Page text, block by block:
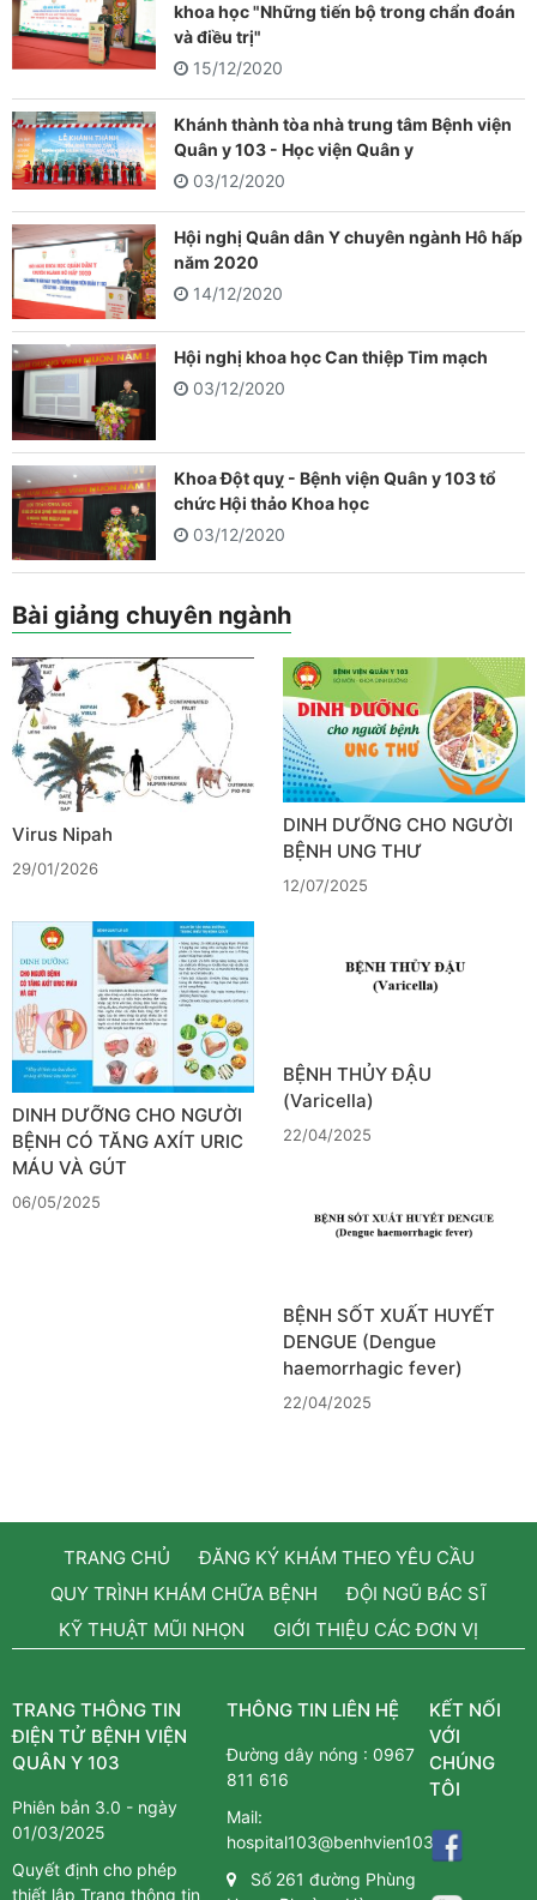
khoa học "Những tiến bộ trong chẩn đoán
và điều trị"
15/12/2020
Khánh thành tòa nhà trung tâm Bệnh viện
Quân y 103 - Học viện Quân y
03/12/2020
Hội nghị Quân dân Y chuyên ngành Hô hấp
năm 2020
14/12/2020
Hội nghị khoa học Can thiệp Tim mạch
03/12/2020
Khoa Đột quỵ - Bệnh viện Quân y 103 tổ
chức Hội thảo Khoa học
03/12/2020
Bài giảng chuyên ngành
Virus Nipah
29/01/2026
DINH DƯỠNG CHO NGƯỜI
BỆNH UNG THƯ
12/07/2025
DINH DƯỠNG CHO NGƯỜI
BỆNH CÓ TĂNG AXÍT URIC
MÁU VÀ GÚT
06/05/2025
BỆNH THỦY ĐẬU
(Varicella)
22/04/2025
BỆNH SỐT XUẤT HUYẾT
DENGUE (Dengue
haemorrhagic fever)
22/04/2025
TRANG CHỦ
ĐĂNG KÝ KHÁM THEO YÊU CẦU
QUY TRÌNH KHÁM CHỮA BỆNH
ĐỘI NGŨ BÁC SĨ
KỸ THUẬT MŨI NHỌN
GIỚI THIỆU CÁC ĐƠN VỊ
TRANG THÔNG TIN
ĐIỆN TỬ BỆNH VIỆN
QUÂN Y 103
Phiên bản 3.0 - ngày
01/03/2025
Quyết định cho phép
thiết lập Trang thông tin
THÔNG TIN LIÊN HỆ
Đường dây nóng :0967
811 616
Mail:
hospital103@benhvien103.vn
Số 261 đường Phùng
KẾT NỐI
VỚI
CHÚNG
TÔI